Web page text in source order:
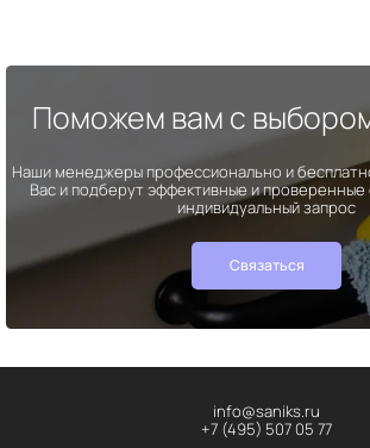
Поможем вам с
Наши менеджеры профессионально и
Вас и подберут эффективные и
индивидуальный запрос
Связаться
info@saniks.ru
+7 (495) 507 05 77